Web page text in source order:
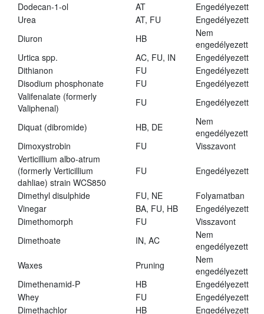
Dodecan-1-ol AT
Engedélyezett
Urea
AT, FU
Engedélyezett
Diuron
HB
Nem
engedélyezett
Urtica spp.
AC, FU, IN
Engedélyezett
Dithianon
FU
Engedélyezett
Disodium phosphonate
FU
Engedélyezett
Valifenalate (formerly
Valiphenal)
FU Engedélyezett
Diquat (dibromide) HB, DE
Nem
engedélyezett
Dimoxystrobin
FU
Visszavont
Verticillium albo-atrum
(formerly Verticillium
dahliae) strain WCS850
FU Engedélyezett
Dimethyl disulphide FU, NE
Folyamatban
Vinegar
BA, FU, HB
Engedélyezett
Dimethomorph
FU
Visszavont
Dimethoate
IN, AC
Nem
engedélyezett
Waxes
Pruning
Nem
engedélyezett
Dimethenamid-P
HB
Engedélyezett
Whey
FU
Engedélyezett
Dimethachlor
HB
Engedélyezett